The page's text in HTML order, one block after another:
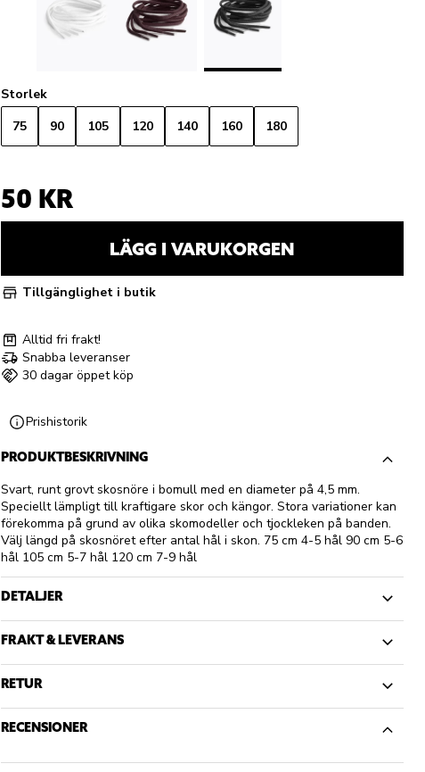
Storlek
75
90 105 120 140 160 180
50 KR
LÄGG I VARUKORGEN
Tillgänglighet i butik
Alltid fri frakt!
Snabba leveranser
30 dagar öppet köp
Prishistorik
PRODUKTBESKRIVNING
Svart, runt grovt skosnöre i bomull med en diameter på 4,5 mm.
Speciellt lämpligt till kraftigare skor och kängor. Stora variationer kan
förekomma på grund av olika skomodeller och tjockleken på banden.
Välj längd på skosnöret efter antal hål i skon. 75 cm 4-5 hål 90 cm 5-6
hål 105 cm 5-7 hål 120 cm 7-9 hål
DETALJER
FRAKT & LEVERANS
RETUR
RECENSIONER